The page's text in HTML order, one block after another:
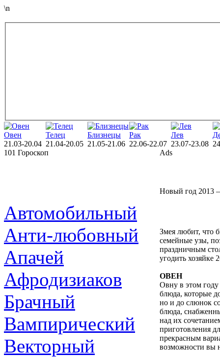
\n
Овен
21.03-20.04
Телец
21.04-20.05
Близнецы
21.05-21.06
Рак
22.06-22.07
Лев
23.07-23.08
101 Гороскоп
Автомобильный
Анти-любовный
Апачей
Афродизиаков
Брачный
Вампирический
Векторный
Ads
Новый год 2013
Змея любит, что
семейные узы,
праздничным
угодить хозяйке
ОВЕН
Овну в этом
блюда, которые
но и до слюнок
блюда,
над их
приготовления
прекрасным
возможности вы